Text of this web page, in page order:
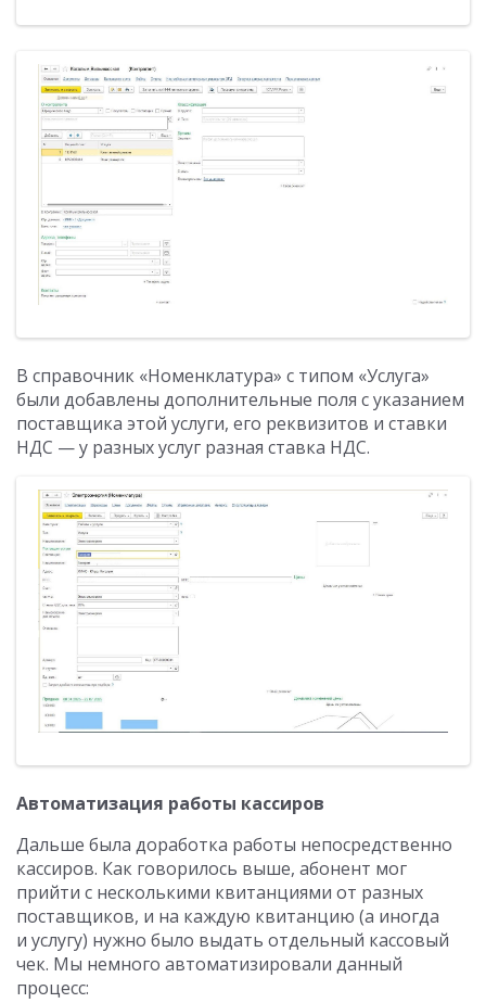
В справочник «Номенклатура» с типом «Услуга»
были добавлены дополнительные поля с указанием
поставщика этой услуги, его реквизитов и ставки
НДС — у разных услуг разная ставка НДС.
Автоматизация работы кассиров
Дальше была доработка работы непосредственно
кассиров. Как говорилось выше, абонент мог
прийти с несколькими квитанциями от разных
поставщиков, и на каждую квитанцию (а иногда
и услугу) нужно было выдать отдельный кассовый
чек. Мы немного автоматизировали данный
процесс: